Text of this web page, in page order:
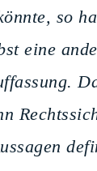
so
eine